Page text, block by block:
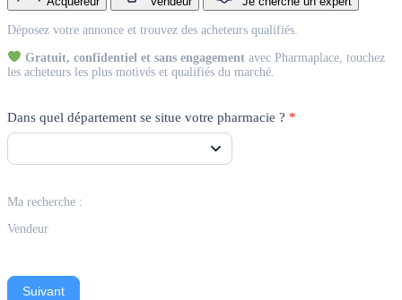
Vendeur
Déposez votre annonce et trouvez des acheteurs qualifiés.
Gratuit, confidentiel et sans engagement avec Pharmaplace, touchez
les acheteurs les plus motivés et qualifiés du marché.
Dans quel département se situe votre pharmacie ? *
Ma recherche :
Vendeur
Suivant